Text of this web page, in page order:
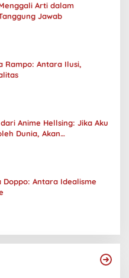
Arti dalam
Jawab
Rampo: Antara Ilusi,
Anime Hellsing: Jika Aku
Dunia, Akan
Doppo: Antara Idealisme